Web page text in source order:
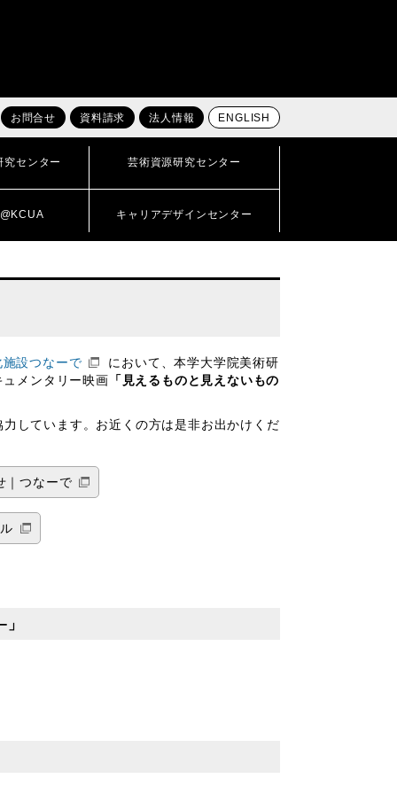
お問合せ 資料請求 法人情報 ENGLISH
究センター 芸術資源研究センター
キャリアデザインセンター
設つなーで
において、本学大学院美術研
メンタリー映画
「見えるものと見えないもの
しています。お近くの方は是非お出かけくだ
｜つなーで